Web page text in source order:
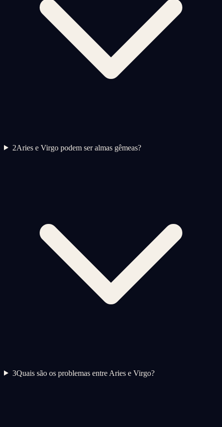
2Aries e Virgo podem ser almas gêmeas?
3Quais são os problemas entre Aries e Virgo?